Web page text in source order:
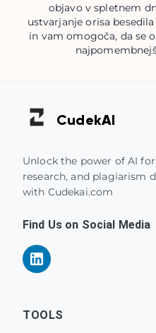
objavo v spletnem
ustvarjanje orisa
in vam omogoča, da se
CudekAI
Unlock the power of AI
research, and plagiarism
with Cudekai.com
Find Us on Social Media
TOOLS